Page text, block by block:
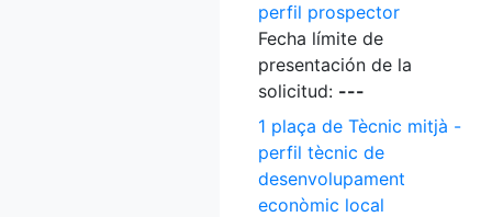
perfil prospector
Fecha límite de
presentación de la
solicitud: ---
1 plaça de Tècnic mitjà -
perfil tècnic de
desenvolupament
econòmic local